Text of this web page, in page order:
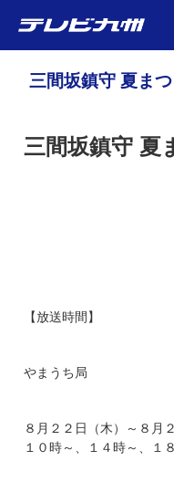
三間坂鎮守 夏ま
三間坂鎮守 夏
【放送時間】
やまうち局
８月２２日（木）～８月
１０時～、１４時～、１